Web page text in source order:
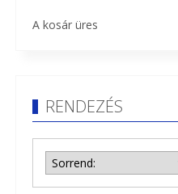
A kosár üres
RENDEZÉS